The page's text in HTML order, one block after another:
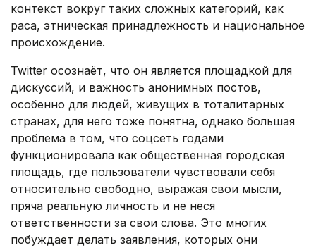
контекст вокруг таких сложных категорий, как
раса, этническая принадлежность и национальное
происхождение.
Twitter осознаёт, что он является площадкой для
дискуссий, и важность анонимных постов,
особенно для людей, живущих в тоталитарных
странах, для него тоже понятна, однако большая
проблема в том, что соцсеть годами
функционировала как общественная городская
площадь, где пользователи чувствовали себя
относительно свободно, выражая свои мысли,
пряча реальную личность и не неся
ответственности за свои слова. Это многих
побуждает делать заявления, которых они